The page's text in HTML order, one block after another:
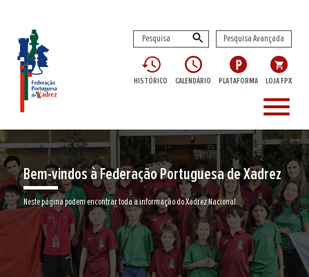
Pesquisa Avançada
HISTÓRICO CALENDÁRIO PLATAFORMA LOJA FPX
menu
Bem-vindos à Federação Portuguesa de Xadrez
Neste página podem encontrar toda a informação do Xadrez Nacional.